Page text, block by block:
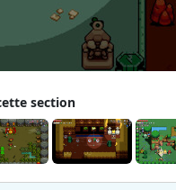
section